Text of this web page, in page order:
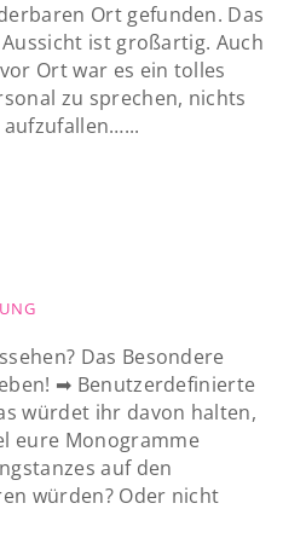
Ort gefunden. Das
ist großartig. Auch
Ort war es ein tolles
zu sprechen, nichts
Das Besondere
➡ Benutzerdefinierte
würdet ihr davon halten,
eure Monogramme
auf den
würden? Oder nicht